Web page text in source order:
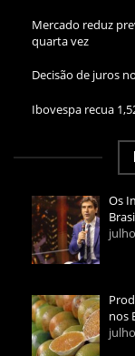
Mercado reduz
quarta vez
Decisão de juros
Ibovespa recua
Os
nos